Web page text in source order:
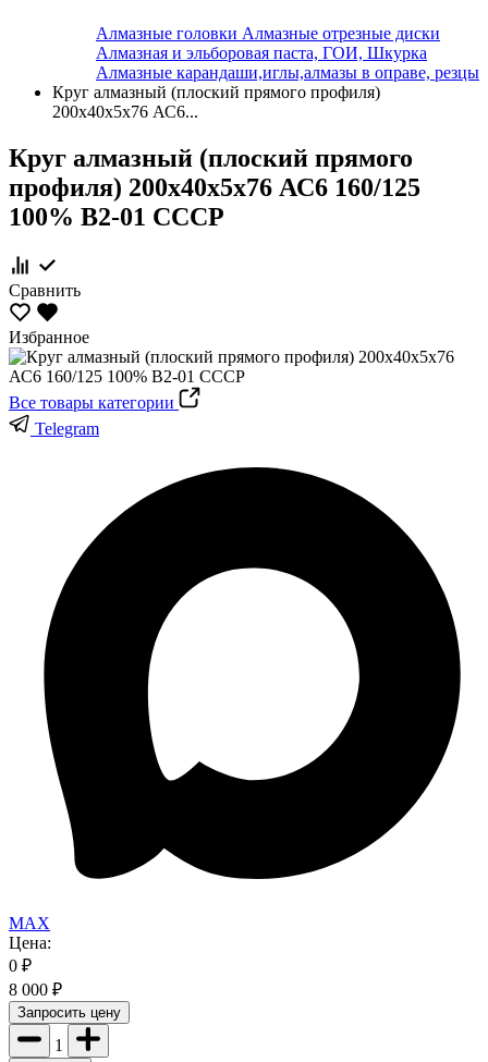
Алмазные головки Алмазные отрезные диски
Алмазная и эльборовая паста, ГОИ, Шкурка
Алмазные карандаши,иглы,алмазы в оправе, резцы
Круг алмазный (плоский прямого профиля)
200х40х5х76 АС6...
Круг алмазный (плоский прямого
профиля) 200х40х5х76 АС6 160/125
100% В2-01 СССР
Сравнить
Избранное
Все товары категории
Telegram
MAX
Цена:
0 ₽
8 000 ₽
Запросить цену
1